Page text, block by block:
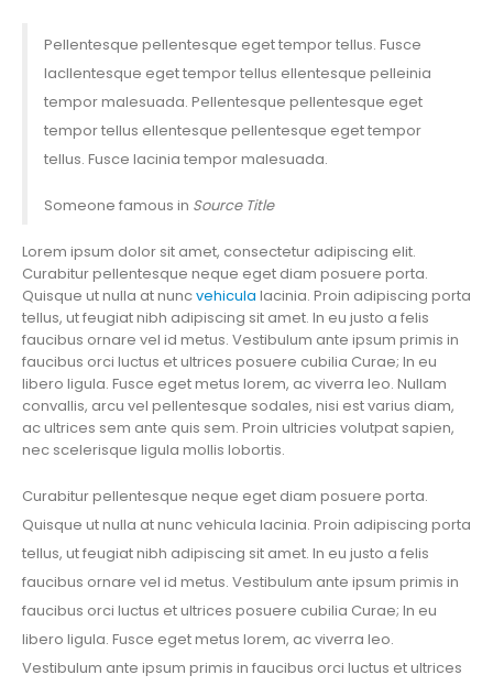
Pellentesque pellentesque eget tempor tellus. Fusce
lacllentesque eget tempor tellus ellentesque pelleinia
tempor malesuada. Pellentesque pellentesque eget
tempor tellus ellentesque pellentesque eget tempor
tellus. Fusce lacinia tempor malesuada.
Someone famous in Source Title
Lorem ipsum dolor sit amet, consectetur adipiscing elit.
Curabitur pellentesque neque eget diam posuere porta.
Quisque ut nulla at nuncvehicula lacinia. Proin adipiscing porta
tellus, ut feugiat nibh adipiscing sit amet. In eu justo a felis
faucibus ornare vel id metus. Vestibulum ante ipsum primis in
faucibus orci luctus et ultrices posuere cubilia Curae; In eu
libero ligula. Fusce eget metus lorem, ac viverra leo. Nullam
convallis, arcu vel pellentesque sodales, nisi est varius diam,
ac ultrices sem ante quis sem. Proin ultricies volutpat sapien,
nec scelerisque ligula mollis lobortis.
Curabitur pellentesque neque eget diam posuere porta.
Quisque ut nulla at nunc vehicula lacinia. Proin adipiscing porta
tellus, ut feugiat nibh adipiscing sit amet. In eu justo a felis
faucibus ornare vel id metus. Vestibulum ante ipsum primis in
faucibus orci luctus et ultrices posuere cubilia Curae; In eu
libero ligula. Fusce eget metus lorem, ac viverra leo.
Vestibulum ante ipsum primis in faucibus orci luctus et ultrices